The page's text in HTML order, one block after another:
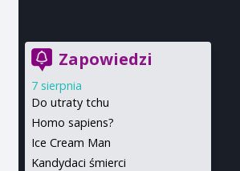
Zapowiedzi
7 sierpnia
Do utraty tchu
Homo sapiens?
Ice Cream Man
Kandydaci śmierci